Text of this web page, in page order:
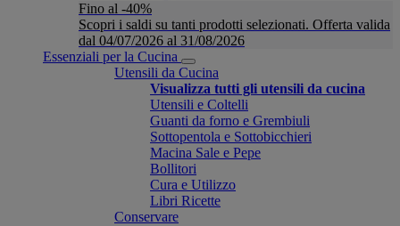
Fino al -40%
Scopri i saldi su tanti prodotti selezionati. Offerta valida
dal 04/07/2026 al 31/08/2026
Essenziali per la Cucina
Utensili da Cucina
Visualizza tutti gli utensili da cucina
Utensili e Coltelli
Guanti da forno e Grembiuli
Sottopentola e Sottobicchieri
Macina Sale e Pepe
Bollitori
Cura e Utilizzo
Libri Ricette
Conservare